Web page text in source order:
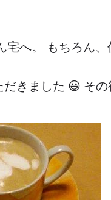
宅へ。 もちろん、
きました 😃 そ